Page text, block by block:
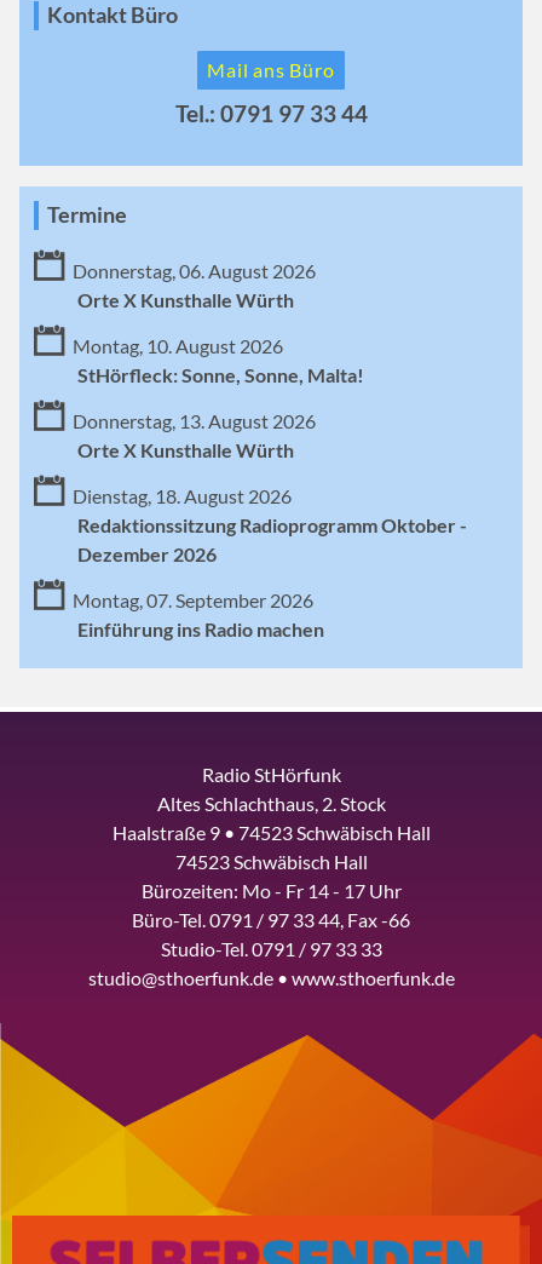
Kontakt Büro
Mail ans Büro
Tel.: 0791 97 33 44
Termine
Donnerstag, 06. August 2026
Orte X Kunsthalle Würth
Montag, 10. August 2026
StHörfleck: Sonne, Sonne, Malta!
Donnerstag, 13. August 2026
Orte X Kunsthalle Würth
Dienstag, 18. August 2026
Redaktionssitzung Radioprogramm Oktober -
Dezember 2026
Montag, 07. September 2026
Einführung ins Radio machen
Radio StHörfunk
Altes Schlachthaus, 2. Stock
Haalstraße 9 • 74523 Schwäbisch Hall
74523 Schwäbisch Hall
Bürozeiten: Mo - Fr 14 - 17 Uhr
Büro-Tel. 0791 / 97 33 44, Fax -66
Studio-Tel. 0791 / 97 33 33
studio@sthoerfunk.de • www.sthoerfunk.de